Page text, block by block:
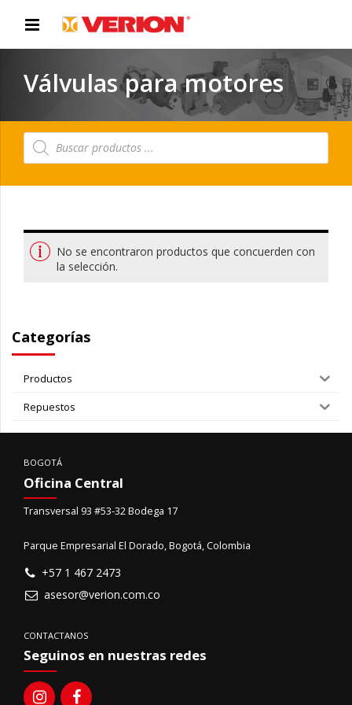
Válvulas para motores
Búsqueda
de
No se encontraron productos que concuerden con
la selección.
Categorías
Productos
Repuestos
BOGOTÁ
Oficina Central
Transversal 93 #53-32 Bodega 17
Parque Empresarial El Dorado, Bogotá, Colombia
+57 1 467 2473
asesor@verion.com.co
CONTACTANOS
Seguinos en nuestras redes